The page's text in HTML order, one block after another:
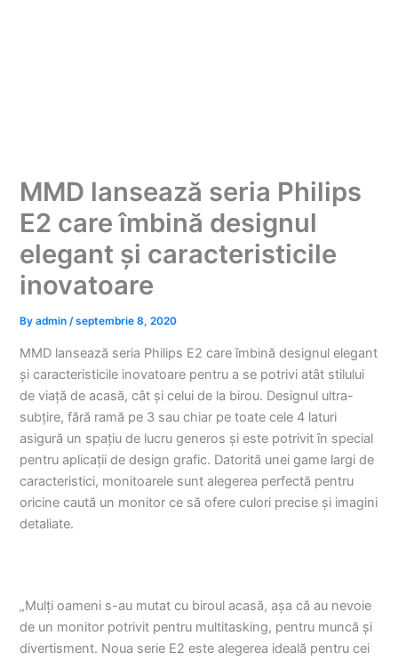
MMD lansează seria Philips
E2 care îmbină designul
elegant și caracteristicile
inovatoare
Byadmin/septembrie 8, 2020
MMD lansează seria Philips E2 care îmbină designul elegant
și caracteristicile inovatoare pentru a se potrivi atât stilului
de viață de acasă, cât și celui de la birou. Designul ultra-
subțire, fără ramă pe 3 sau chiar pe toate cele 4 laturi
asigură un spațiu de lucru generos și este potrivit în special
pentru aplicații de design grafic. Datorită unei game largi de
caracteristici, monitoarele sunt alegerea perfectă pentru
oricine caută un monitor ce să ofere culori precise și imagini
detaliate.
„Mulți oameni s-au mutat cu biroul acasă, așa că au nevoie
de un monitor potrivit pentru multitasking, pentru muncă și
divertisment. Noua serie E2 este alegerea ideală pentru cei